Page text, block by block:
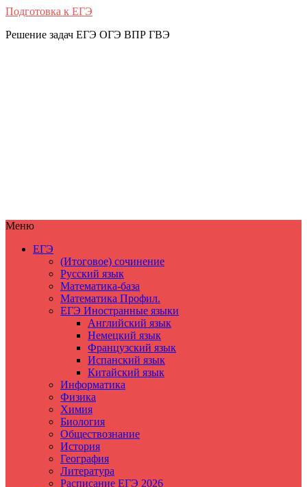
Подготовка к ЕГЭ
Решение задач ЕГЭ ОГЭ ВПР ГВЭ
Меню
ЕГЭ
(Итоговое) сочинение
Русский язык
Математика-база
Математика Профил.
ЕГЭ Иностранные языки
Английский язык
Немецкий язык
Французский язык
Испанский язык
Китайский язык
Информатика
Физика
Химия
Биология
Обществознание
История
География
Литература
Расписание ЕГЭ 2026